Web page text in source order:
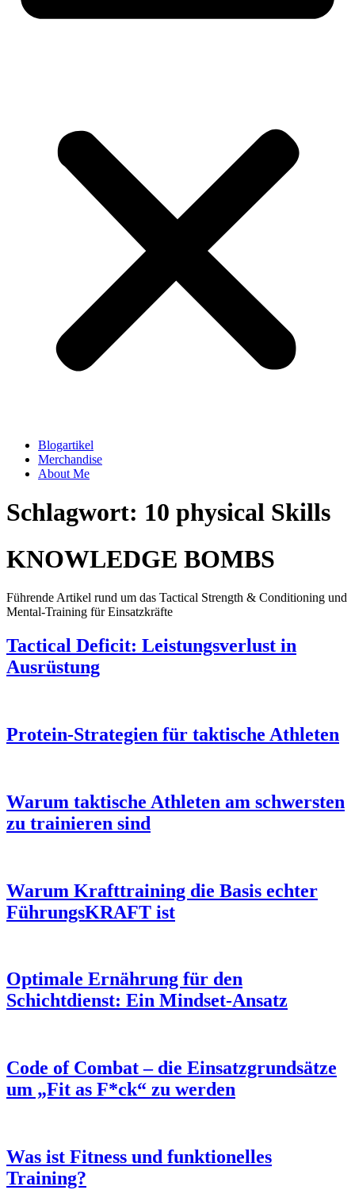
Blogartikel
Merchandise
About Me
Schlagwort: 10 physical Skills
KNOWLEDGE BOMBS
Führende Artikel rund um das Tactical Strength & Conditioning und
Mental-Training für Einsatzkräfte
Tactical Deficit: Leistungsverlust in
Ausrüstung
Protein-Strategien für taktische Athleten
Warum taktische Athleten am schwersten
zu trainieren sind
Warum Krafttraining die Basis echter
FührungsKRAFT ist
Optimale Ernährung für den
Schichtdienst: Ein Mindset-Ansatz
Code of Combat – die Einsatzgrundsätze
um „Fit as F*ck“ zu werden
Was ist Fitness und funktionelles
Training?